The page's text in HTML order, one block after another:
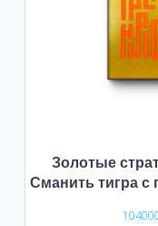
Золотые
Сманить тигра с